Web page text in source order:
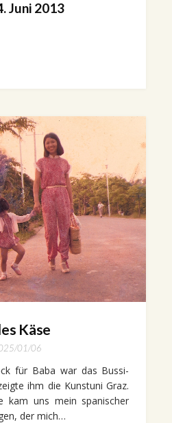
Juni 2013
Käse
01/06
für Baba war das Bussi-
ihm die Kunstuni Graz.
kam uns mein spanischer
der mich…